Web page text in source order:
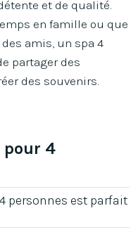
et de qualité.
en famille ou que
amis, un spa 4
partager des
des souvenirs.
pour 4
personnes est parfait